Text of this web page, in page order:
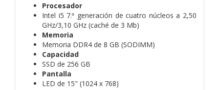
Procesador
Intel i5 7.ª generación de cuatro núcleos a 2,50
GHz/3,10 GHz (caché de 3 Mb)
Memoria
Memoria DDR4 de 8 GB (SODIMM)
Capacidad
SSD de 256 GB
Pantalla
LED de 15" (1024 x 768)